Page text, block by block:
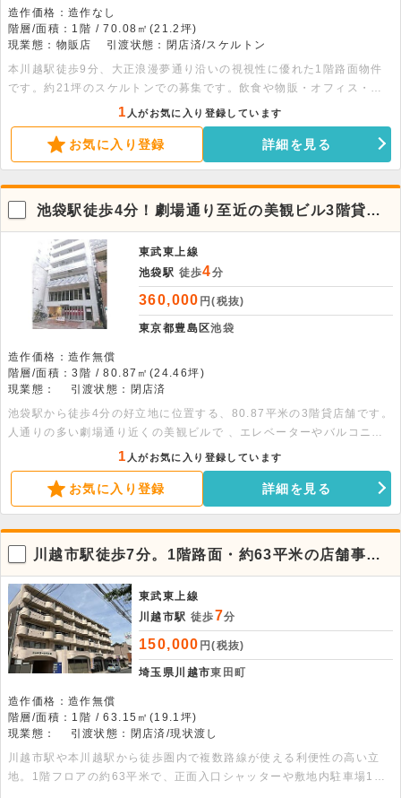
造作価格：造作なし
階層/面積：1階 / 70.08㎡(21.2坪)
現業態：物販店
引渡状態：閉店済/スケルトン
本川越駅徒歩9分、大正浪漫夢通り沿いの視視性に優れた1階路面物件
です。約21坪のスケルトンでの募集です。飲食や物販・オフィス・ク
リニックなど幅広い用途におすすめです！
1 人がお気に入り登録しています
お気に入り登録 詳細を見る
池袋駅徒歩4分！劇場通り至近の美観ビル3階貸店
舗
東武東上線
池袋駅 徒歩4分
360,000 円(税抜)
東京都豊島区池袋
造作価格：造作無償
階層/面積：3階 / 80.87㎡(24.46坪)
現業態：
引渡状態：閉店済
池袋駅から徒歩4分の好立地に位置する、80.87平米の3階貸店舗です。
人通りの多い劇場通り近くの美観ビルで 、エレベーターやバルコニー
も完備。視認性と使い勝手に優れた物件です。詳細についてはお問合せ
ください。
1 人がお気に入り登録しています
お気に入り登録 詳細を見る
川越市駅徒歩7分。1階路面・約63平米の店舗事務
所！駐車場1台付き
東武東上線
川越市駅 徒歩7分
150,000 円(税抜)
埼玉県川越市東田町
造作価格：造作無償
階層/面積：1階 / 63.15㎡(19.1坪)
現業態：
引渡状態：閉店済/現状渡し
川越市駅や本川越駅から徒歩圏内で複数路線が使える利便性の高い立
地。1階フロアの約63平米で、正面入口シャッターや敷地内駐車場1台